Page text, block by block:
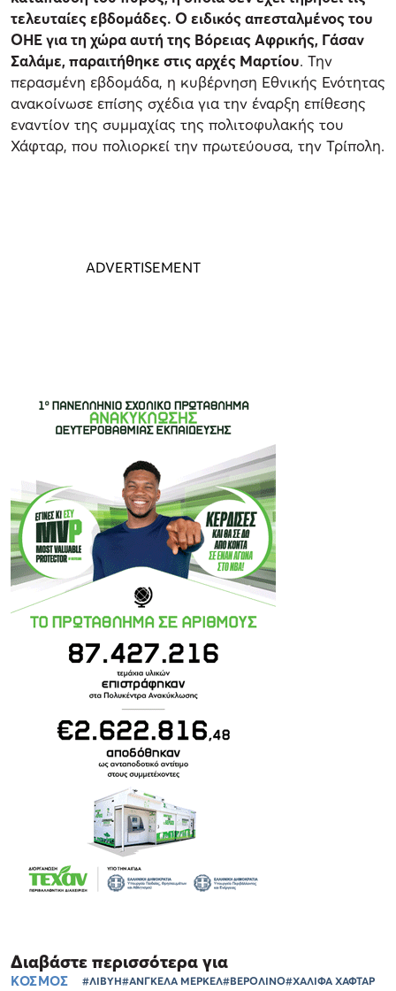
τελευταίες εβδομάδες. Ο ειδικός απεσταλμένος του
ΟΗΕ για τη χώρα αυτή της Βόρειας Αφρικής, Γάσαν
Σαλάμε, παραιτήθηκε στις αρχές Μαρτίου. Την
περασμένη εβδομάδα, η κυβέρνηση Εθνικής Ενότητας
ανακοίνωσε επίσης σχέδια για την έναρξη επίθεσης
εναντίον της συμμαχίας της πολιτοφυλακής του
Χάφταρ, που πολιορκεί την πρωτεύουσα, την Τρίπολη.
Διαβάστε περισσότερα για
ΚΟΣΜΟΣ #ΛΙΒΥΗ#ΑΝΓΚΕΛΑ ΜΕΡΚΕΛ#ΒΕΡΟΛΙΝΟ#ΧΑΛΙΦΑ ΧΑΦΤΑΡ